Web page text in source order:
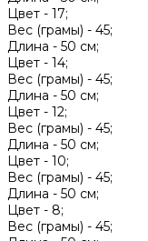
Цвет - 17;
Вес (грамы) - 45;
Длина - 50 см;
Цвет - 14;
Вес (грамы) - 45;
Длина - 50 см;
Цвет - 12;
Вес (грамы) - 45;
Длина - 50 см;
Цвет - 10;
Вес (грамы) - 45;
Длина - 50 см;
Цвет - 8;
Вес (грамы) - 45;